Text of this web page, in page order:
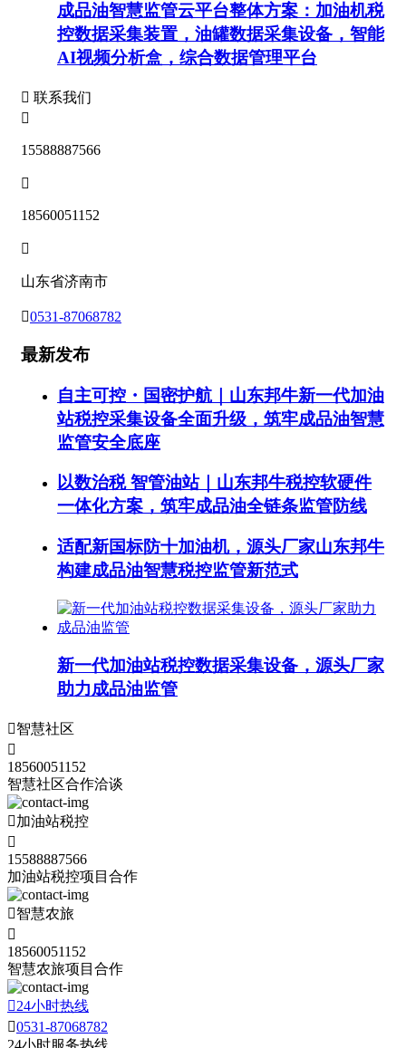
成品油智慧监管云平台整体方案：加油机税
控数据采集装置，油罐数据采集设备，智能
AI视频分析盒，综合数据管理平台
 联系我们

15588887566

18560051152

山东省济南市
0531-87068782
最新发布
自主可控・国密护航｜山东邦牛新一代加油
站税控采集设备全面升级，筑牢成品油智慧
监管安全底座
以数治税 智管油站｜山东邦牛税控软硬件
一体化方案，筑牢成品油全链条监管防线
适配新国标防十加油机，源头厂家山东邦牛
构建成品油智慧税控监管新范式
新一代加油站税控数据采集设备，源头厂家
助力成品油监管
智慧社区

18560051152
智慧社区合作洽谈
加油站税控

15588887566
加油站税控项目合作
智慧农旅

18560051152
智慧农旅项目合作
24小时热线
0531-87068782